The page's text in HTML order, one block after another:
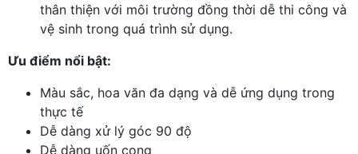
thân thiện với môi trường đồng thời dễ thi công và
vệ sinh trong quá trình sử dụng.
Ưu điểm nổi bật:
Màu sắc, hoa văn đa dạng và dễ ứng dụng trong
thực tế
Dễ dàng xử lý góc 90 độ
Dễ dàng uốn cong